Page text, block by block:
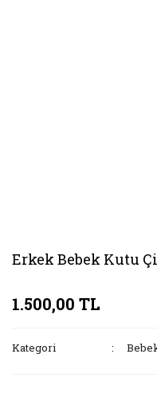
Erkek Bebek Kutu
1.500,00 TL
Kategori